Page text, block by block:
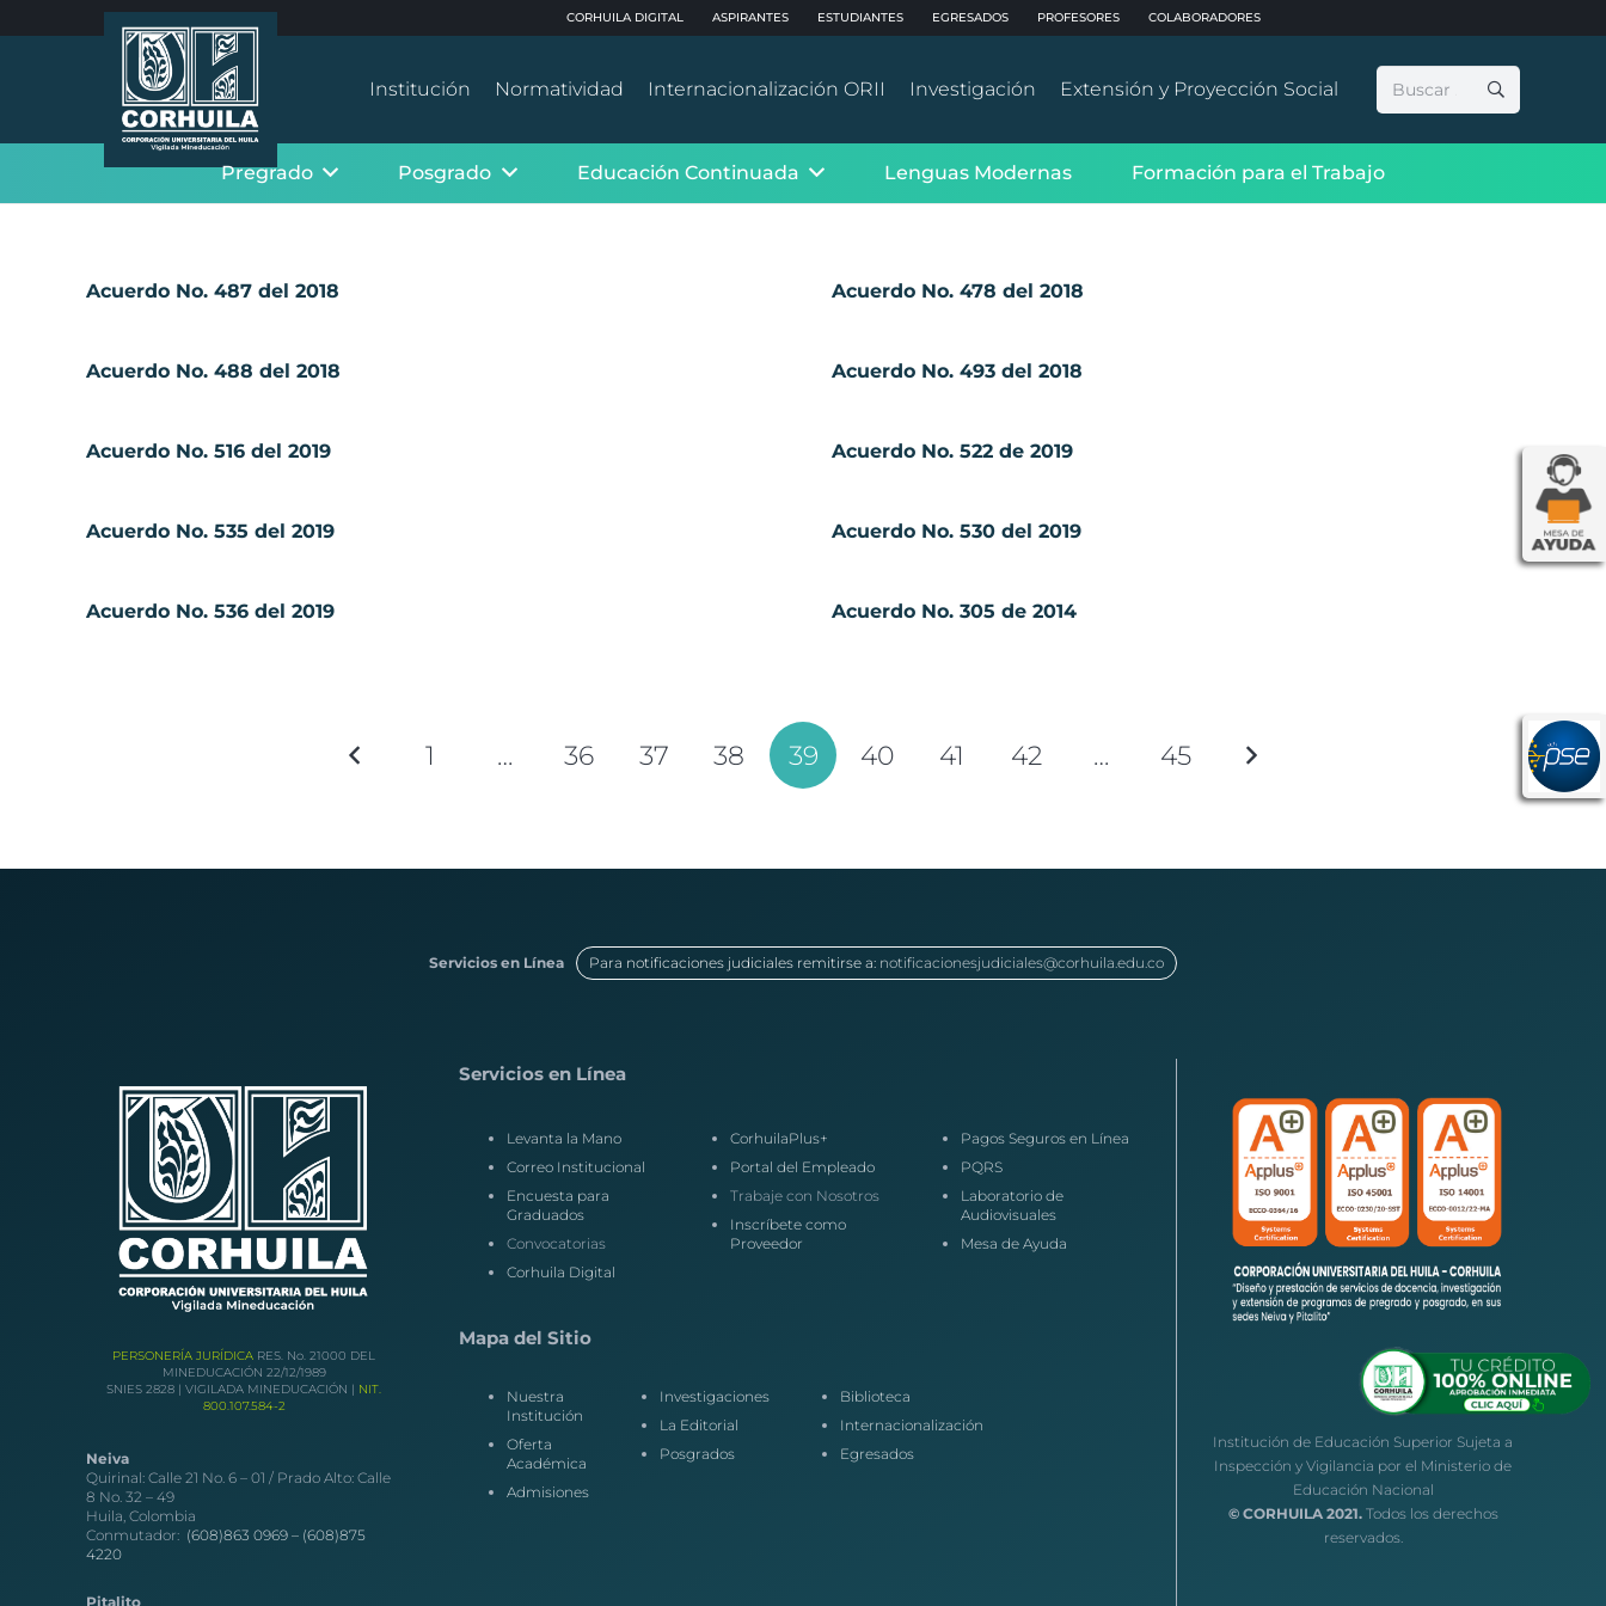
CORHUILA DIGITAL ASPIRANTES ESTUDIANTES EGRESADOS PROFESORES COLABORADORES
Institución Normatividad Internacionalización ORII Investigación Extensión y Proyección Social Buscar:
Pregrado Posgrado Educación Continuada Lenguas Modernas Formación para el Trabajo
Acuerdo No. 487 del 2018 Acuerdo No. 478 del 2018
Acuerdo No. 488 del 2018 Acuerdo No. 493 del 2018
Acuerdo No. 516 del 2019 Acuerdo No. 522 de 2019
Acuerdo No. 535 del 2019 Acuerdo No. 530 del 2019
Acuerdo No. 536 del 2019 Acuerdo No. 305 de 2014
1 … 36 37 38 39 40 41 42 … 45
Servicios en Línea Para notificaciones judiciales remitirse a: notificacionesjudiciales@corhuila.edu.co
PERSONERÍA JURÍDICA RES. No. 21000 DEL
MINEDUCACIÓN 22/12/1989
SNIES 2828 | VIGILADA MINEDUCACIÓN | NIT.
800.107.584-2
Neiva
Quirinal: Calle 21 No. 6 – 01 / Prado Alto: Calle
8 No. 32 – 49
Huila, Colombia
Conmutador: (608)863 0969 – (608)875
4220
Pitalito
Servicios en Línea
Levanta la Mano
Correo Institucional
Encuesta para
Graduados
Convocatorias
Corhuila Digital
CorhuilaPlus+
Portal del Empleado
Trabaje con Nosotros
Inscríbete como
Proveedor
Pagos Seguros en Línea
PQRS
Laboratorio de
Audiovisuales
Mesa de Ayuda
Mapa del Sitio
Nuestra
Institución
Oferta
Académica
Admisiones
Investigaciones
La Editorial
Posgrados
Biblioteca
Internacionalización
Egresados
Institución de Educación Superior Sujeta a
Inspección y Vigilancia por el Ministerio de
Educación Nacional
© CORHUILA 2021. Todos los derechos
reservados.